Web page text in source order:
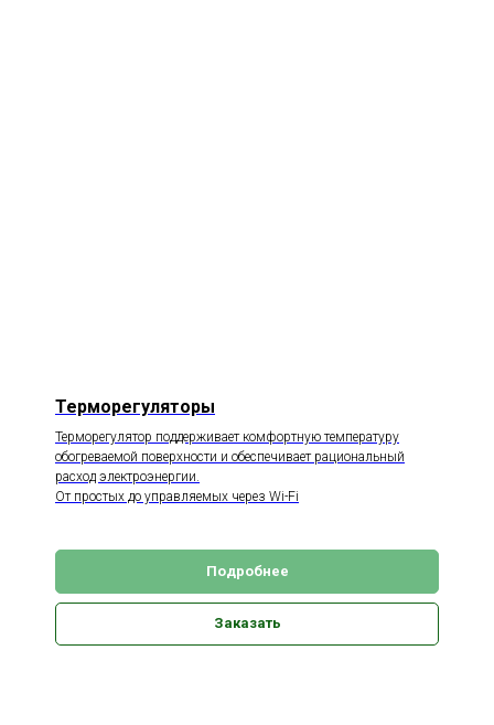
Терморегуляторы
Терморегулятор поддерживает комфортную температуру
обогреваемой поверхности и обеспечивает рациональный
расход электроэнергии.
От простых до управляемых через Wi-Fi
Подробнее
Заказать